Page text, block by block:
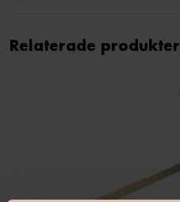
Relaterade produkter